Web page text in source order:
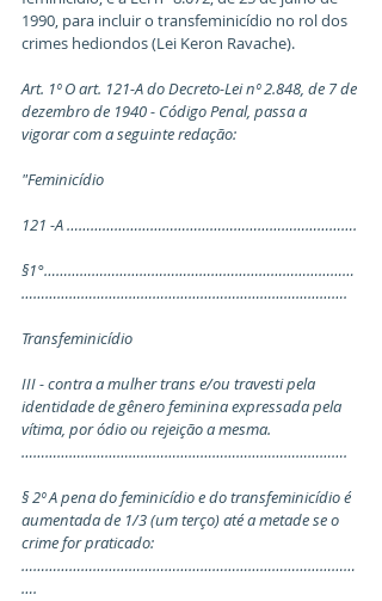
1990, para incluir o transfeminicídio no rol dos
crimes hediondos (Lei Keron Ravache).
Art. 1º O art. 121-A do Decreto-Lei nº 2.848, de 7 de
dezembro de 1940 - Código Penal, passa a
vigorar com a seguinte redação:
"Feminicídio
121 -A ……………………………………………………………….
§1°……………………………………………………………………
……………………………………………………………………….
Transfeminicídio
III - contra a mulher trans e/ou travesti pela
identidade de gênero feminina expressada pela
vítima, por ódio ou rejeição a mesma.
……………………………………………………………………….
§ 2º A pena do feminicídio e do transfeminicídio é
aumentada de 1/3 (um terço) até a metade se o
crime for praticado:
…………………………………………………………………………
….